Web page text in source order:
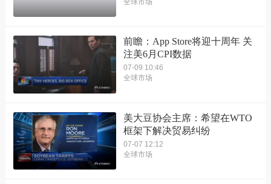
全球市场
前瞻：App Store将迎十周年 关
注美6月CPI数据
07-09 10:46
全球市场
美大豆协会主席：希望在WTO
框架下解决贸易纠纷
07-07 12:12
全球市场